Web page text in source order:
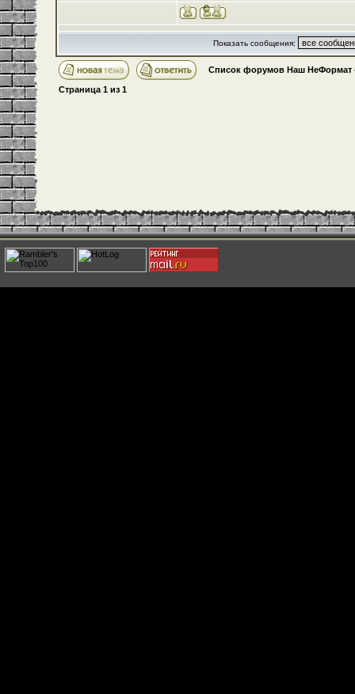
Показать сообщения:
Список форумов Наш НеФормат
Страница 1 из 1